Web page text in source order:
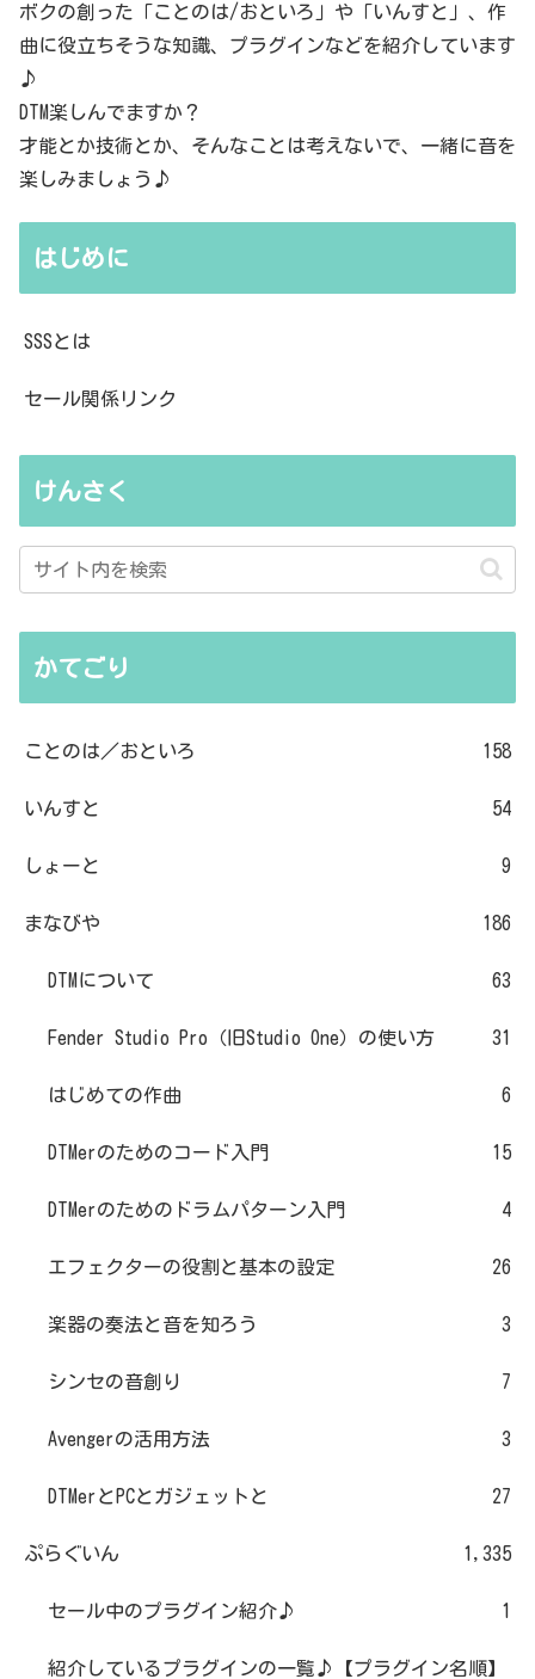
ボクの創った「ことのは/おといろ」や「いんすと」、作
曲に役立ちそうな知識、プラグインなどを紹介しています
♪
DTM楽しんでますか？
才能とか技術とか、そんなことは考えないで、一緒に音を
楽しみましょう♪
はじめに
SSSとは
セール関係リンク
けんさく
かてごり
ことのは／おといろ 158
いんすと 54
しょーと 9
まなびや 186
DTMについて 63
Fender Studio Pro（旧Studio One）の使い方 31
はじめての作曲 6
DTMerのためのコード入門 15
DTMerのためのドラムパターン入門 4
エフェクターの役割と基本の設定 26
楽器の奏法と音を知ろう 3
シンセの音創り 7
Avengerの活用方法 3
DTMerとPCとガジェットと 27
ぷらぐいん 1,335
セール中のプラグイン紹介♪ 1
紹介しているプラグインの一覧♪【プラグイン名順】